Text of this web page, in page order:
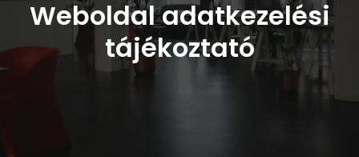
Weboldal adatkezelési
tájékoztató